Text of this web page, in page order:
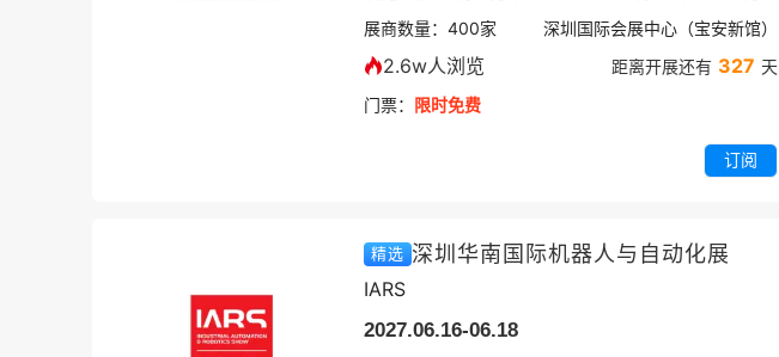
展商数量： 400家 深圳国际会展中心（宝安新馆）
2.6w人浏览 距离开展还有 327 天
门票： 限时免费
订阅
精选 深圳华南国际机器人与自动化展
IARS
2027.06.16-06.18